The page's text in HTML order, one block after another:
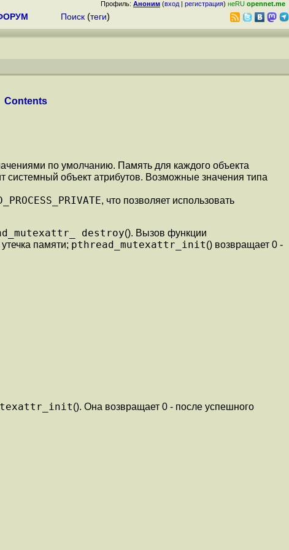
Профиль: Аноним (вход | регистрация) неRU opennet.me
Поиск (теги)
Contents
по умолчанию. Память для каждого объекта
системный объект атрибутов. Возможные значения типа
, что позволяет использовать
destroy(). Вызов функции
памяти; pthread_mutexattr_init() возвращает 0 -
(). Она возвращает 0 - после успешного